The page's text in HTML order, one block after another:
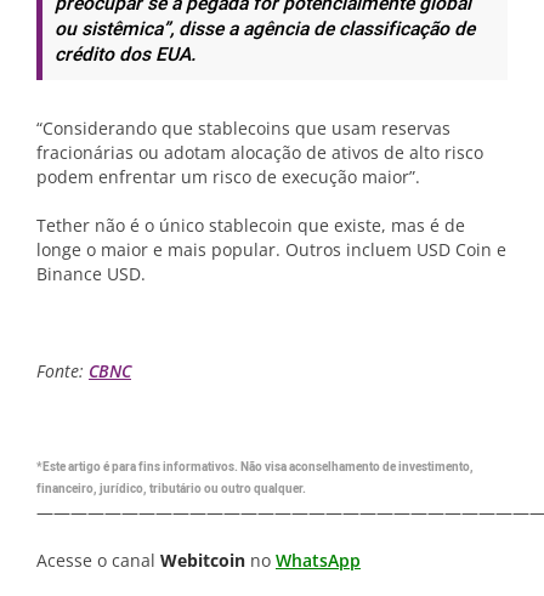
ou sistêmica”, disse a agência de classificação de
crédito dos EUA.
“Considerando que stablecoins que usam reservas
fracionárias ou adotam alocação de ativos de alto risco
podem enfrentar um risco de execução maior”.
Tether não é o único stablecoin que existe, mas é de
longe o maior e mais popular. Outros incluem USD Coin e
Binance USD.
Fonte: CBNC
*Este artigo é para fins informativos. Não visa aconselhamento de investimento,
financeiro, jurídico, tributário ou outro qualquer.
Acesse o canal Webitcoin no WhatsApp